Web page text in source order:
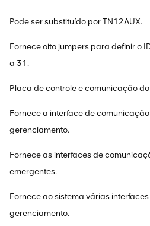
Pode ser substituído por TN12AUX.
Fornece oito jumpers para definir o
a 31.
Placa de controle e comunicação
Fornece a interface de
gerenciamento.
Fornece as interfaces de
emergentes.
Fornece ao sistema várias
gerenciamento.